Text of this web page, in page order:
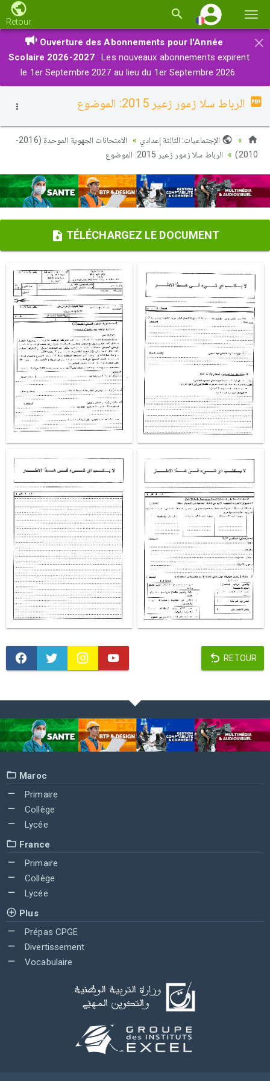
la
Retour
×
Ouverture des Abonnements pour l'Année
Scolaire 2026-2027 : Les nouveaux abonnements expirent
le 1er Septembre 2027 au lieu du 1er Septembre 2026.
الرباط سلا زمور زعير 2015: الموضوع
الإجتماعيات: الثالثة إعدادي
الامتحانات الجهوية الموحدة (2016-
2010)
الرباط سلا زمور زعير 2015: الموضوع
TÉLÉCHARGEZ LE DOCUMENT
RETOUR
Maroc
Primaire
Collège
Lycée
France
Primaire
Collège
Lycée
Plus
Prépas CPGE
Divertissement
Vocabulaire